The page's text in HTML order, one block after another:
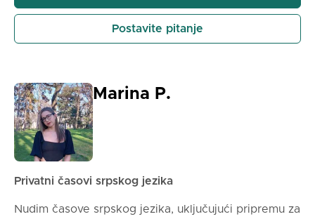
- Mogućnost rada u manjim grupama - cena časa po
polazniku iznosi 900 din. za 60 min., 1.200 din. za 90
ruski jezik (za decu i kao priprema za učenje drugog
stranog jezika u školi, trajanje 45 min., cena 900
din.) i POSLOVNI ruski jezik.
Postavite pitanje
Marina P.
Privatni časovi srpskog jezika
Nudim časove srpskog jezika, uključujući pripremu za